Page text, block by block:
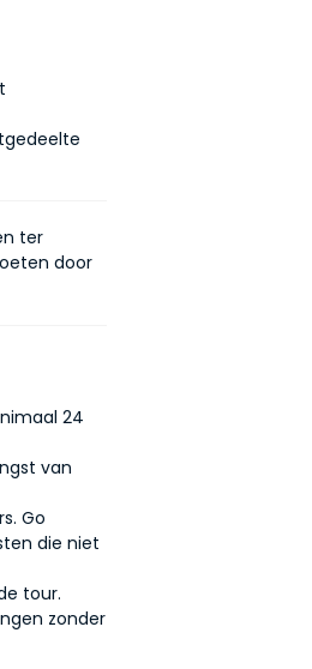
ter
door
24
van
Go
die niet
tour.
zonder